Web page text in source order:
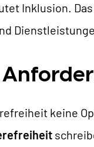
Inklusion.
keine